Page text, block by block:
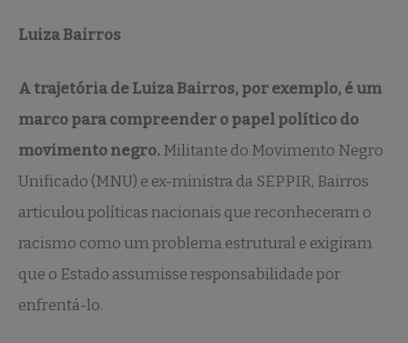
Luiza Bairros
A trajetória de Luiza Bairros, por exemplo, é um
marco para compreender o papel político do
movimento negro.Militante do Movimento Negro
Unificado (MNU) e ex-ministra da SEPPIR, Bairros
articulou políticas nacionais que reconheceram o
racismo como um problema estrutural e exigiram
que o Estado assumisse responsabilidade por
enfrentá-lo.